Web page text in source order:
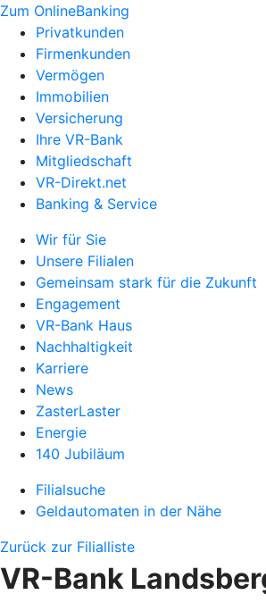
Zum OnlineBanking
Privatkunden
Firmenkunden
Vermögen
Immobilien
Versicherung
Ihre VR-Bank
Mitgliedschaft
VR-Direkt.net
Banking & Service
Wir für Sie
Unsere Filialen
Gemeinsam stark für die Zukunft
Engagement
VR-Bank Haus
Nachhaltigkeit
Karriere
News
ZasterLaster
Energie
140 Jubiläum
Filialsuche
Geldautomaten in der Nähe
Zurück zur Filialliste
VR-Bank